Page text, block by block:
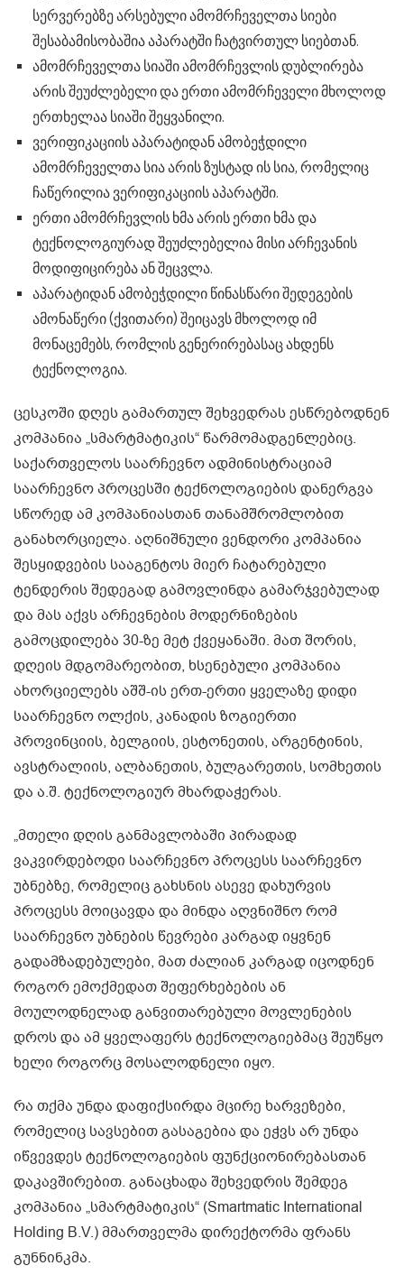
სერვერებზე არსებული ამომრჩეველთა სიები
შესაბამისობაშია აპარატში ჩატვირთულ სიებთან.
ამომრჩეველთა სიაში ამომრჩევლის დუბლირება
არის შეუძლებელი და ერთი ამომრჩეველი მხოლოდ
ერთხელაა სიაში შეყვანილი.
ვერიფიკაციის აპარატიდან ამობეჭდილი
ამომრჩეველთა სია არის ზუსტად ის სია, რომელიც
ჩაწერილია ვერიფიკაციის აპარატში.
ერთი ამომრჩევლის ხმა არის ერთი ხმა და
ტექნოლოგიურად შეუძლებელია მისი არჩევანის
მოდიფიცირება ან შეცვლა.
აპარატიდან ამობეჭდილი წინასწარი შედეგების
ამონაწერი (ქვითარი) შეიცავს მხოლოდ იმ
მონაცემებს, რომლის გენერირებასაც ახდენს
ტექნოლოგია.
ცესკოში დღეს გამართულ შეხვედრას ესწრებოდნენ
კომპანია „სმარტმატიკის“ წარმომადგენლებიც.
საქართველოს საარჩევნო ადმინისტრაციამ
საარჩევნო პროცესში ტექნოლოგიების დანერგვა
სწორედ ამ კომპანიასთან თანამშრომლობით
განახორციელა. აღნიშნული ვენდორი კომპანია
შესყიდვების სააგენტოს მიერ ჩატარებული
ტენდერის შედეგად გამოვლინდა გამარჯვებულად
და მას აქვს არჩევნების მოდერნიზების
გამოცდილება 30-ზე მეტ ქვეყანაში. მათ შორის,
დღეის მდგომარეობით, ხსენებული კომპანია
ახორციელებს აშშ-ის ერთ-ერთი ყველაზე დიდი
საარჩევნო ოლქის, კანადის ზოგიერთი
პროვინციის, ბელგიის, ესტონეთის, არგენტინის,
ავსტრალიის, ალბანეთის, ბულგარეთის, სომხეთის
და ა.შ. ტექნოლოგიურ მხარდაჭერას.
„მთელი დღის განმავლობაში პირადად
ვაკვირდებოდი საარჩევნო პროცესს საარჩევნო
უბნებზე, რომელიც გახსნის ასევე დახურვის
პროცესს მოიცავდა და მინდა აღვნიშნო რომ
საარჩევნო უბნების წევრები კარგად იყვნენ
გადამზადებულები, მათ ძალიან კარგად იცოდნენ
როგორ ემოქმედათ შეფერხებების ან
მოულოდნელად განვითარებული მოვლენების
დროს და ამ ყველაფერს ტექნოლოგიებმაც შეუწყო
ხელი როგორც მოსალოდნელი იყო.
რა თქმა უნდა დაფიქსირდა მცირე ხარვეზები,
რომელიც სავსებით გასაგებია და ეჭვს არ უნდა
იწვევდეს ტექნოლოგიების ფუნქციონირებასთან
დაკავშირებით. განაცხადა შეხვედრის შემდეგ
კომპანია „სმარტმატიკის“ (Smartmatic International
Holding B.V.) მმართველმა დირექტორმა ფრანს
გუნნინკმა.